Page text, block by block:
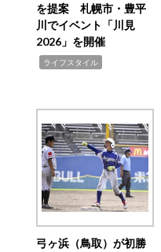
を提案 札幌市・豊平
川でイベント「川見
2026」を開催
ライフスタイル
弓ヶ浜（鳥取）が初勝